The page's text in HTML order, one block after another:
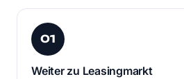
01
Weiter zu Leasingmarkt